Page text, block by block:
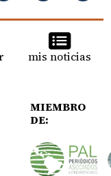
mis noticias
MIEMBRO
DE: